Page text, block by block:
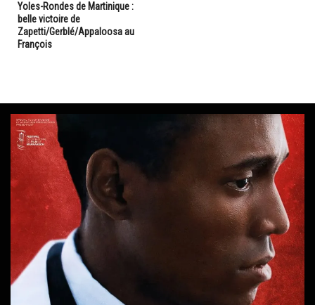
Yoles-Rondes de Martinique :
belle victoire de
Zapetti/Gerblé/Appaloosa au
François